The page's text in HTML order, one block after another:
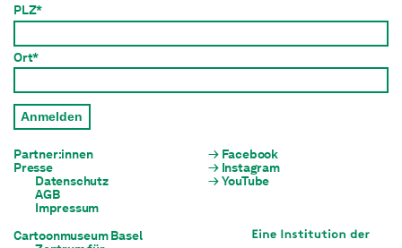
PLZ*
Ort*
Anmelden
Partner:innen
Presse
Datenschutz
AGB
Impressum
Facebook
Instagram
YouTube
Cartoonmuseum Basel